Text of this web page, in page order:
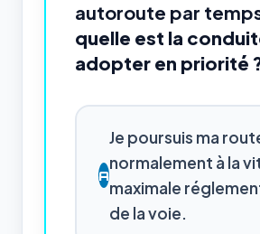
autoroute par
quelle est la
adopter en priorité
A
Je poursuis ma
normalement à la
maximale
de la voie.